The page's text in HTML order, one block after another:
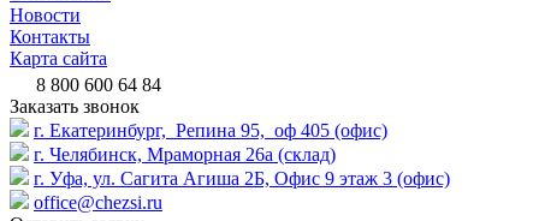
Новости
Контакты
Карта сайта
8 800 600 64 84
Заказать звонок
г. Екатеринбург, Репина 95, оф 405 (офис)
г. Челябинск, Мраморная 26а (склад)
г. Уфа, ул. Сагита Агиша 2Б, Офис 9 этаж 3 (офис)
office@chezsi.ru